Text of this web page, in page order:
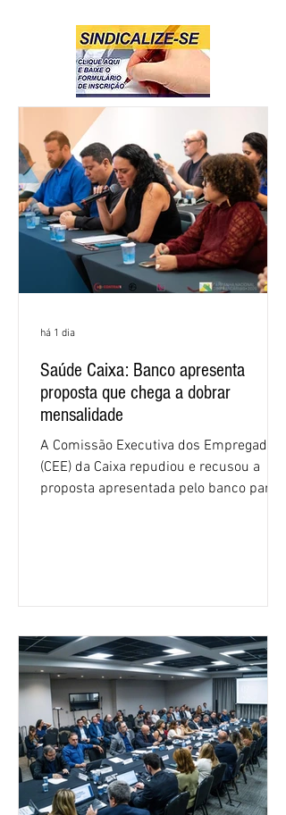
Saúde Caixa: Banco apresenta
proposta que chega a dobrar
mensalidade
A Comissão Executiva dos Empregados
(CEE) da Caixa repudiou e recusou a
proposta apresentada pelo banco para o
negociações das empregadas e dos
empregados exigiram que a Caixa refaça
os cálculos e apresente uma nova
proposta. O entendimento é que a
proposta
há 1 dia